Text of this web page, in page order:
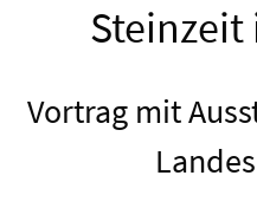
Steinzeit
Vortrag mit